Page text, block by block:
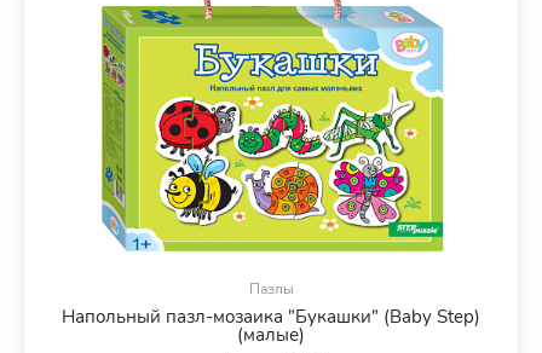
Пазлы
Напольный пазл-мозаика "Букашки" (Baby Step)
(малые)